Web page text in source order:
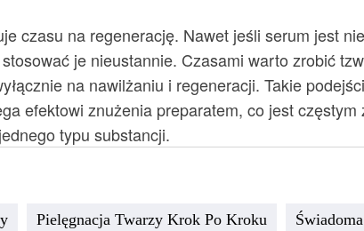
czasu na regenerację. Nawet jeśli serum jest
je nieustannie. Czasami warto zrobić
na nawilżaniu i regeneracji. Takie
efektowi znużenia preparatem, co jest
typu substancji.
Pielęgnacja Twarzy Krok Po Kroku